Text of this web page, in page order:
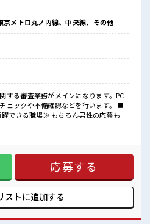
ト満喫！
不安だけど、
！
目指していきましょう！
≫
！
京メトロ丸ノ内線、中央線、その他
する審査業務がメインになります。PC
ェックや不備確認などを行います。 ■
できる職場≫ もちろん男性の応募も歓
ける≫ 場合によってはお願いすること
チャレンジするのは不安だけど、 しっ
います！ イチからスキルUP・ステップ
う！ ≪自分に向いている仕事が探せる
ば、 担当がしっかりサポートします！
多めの職場です♪ ロッカーあり！ 安心
業はほとんどなし！ プライベートも謳
応募する
ストに追加する